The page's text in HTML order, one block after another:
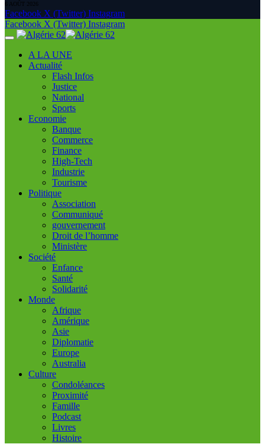
6 AOÛT 2026
Facebook X (Twitter) Instagram
Facebook X (Twitter) Instagram
A LA UNE
Actualité
Flash Infos
Justice
National
Sports
Economie
Banque
Commerce
Finance
High-Tech
Industrie
Tourisme
Politique
Association
Communiqué
gouvernement
Droit de l’homme
Ministère
Société
Enfance
Santé
Solidarité
Monde
Afrique
Amérique
Asie
Diplomatie
Europe
Australia
Culture
Condoléances
Proximité
Famille
Podcast
Livres
Histoire